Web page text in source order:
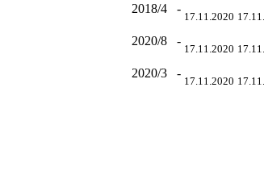
2018/4 -
17.11.2020
2020/8 -
17.11.2020
2020/3 -
17.11.2020